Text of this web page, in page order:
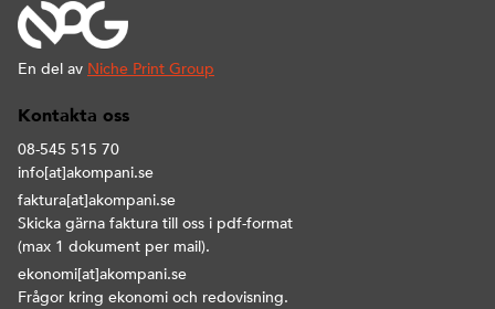
En del av Niche Print Group
Kontakta oss
08-545 515 70
info[at]akompani.se
faktura[at]akompani.se
Skicka gärna faktura till oss i pdf-format
(max 1 dokument per mail).
ekonomi[at]akompani.se
Frågor kring ekonomi och redovisning.